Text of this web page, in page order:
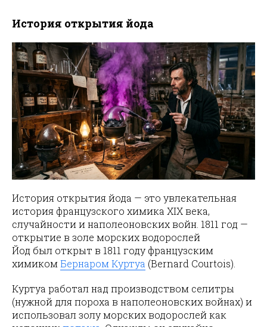
История открытия йода
История открытия йода — это увлекательная
история французского химика XIX века,
случайности и наполеоновских войн. 1811 год —
открытие в золе морских водорослей
Йод был открыт в 1811 году французским
химикомБернаром Куртуа (Bernard Courtois).
Куртуа работал над производством селитры
(нужной для пороха в наполеоновских войнах) и
использовал золу морских водорослей как